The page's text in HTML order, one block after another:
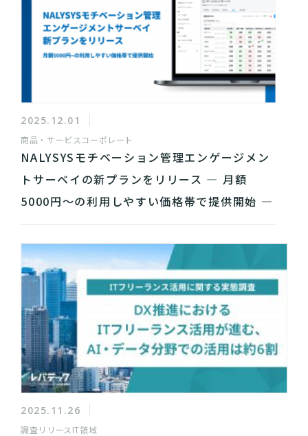
2025.12.01
商品・サービス コーポレート
NALYSYSモチベーション管理エンゲージメン
トサーベイの新プランをリリース ― 月額
5000円〜の利用しやすい価格帯で提供開始 ―
2025.11.26
調査リリース IT領域